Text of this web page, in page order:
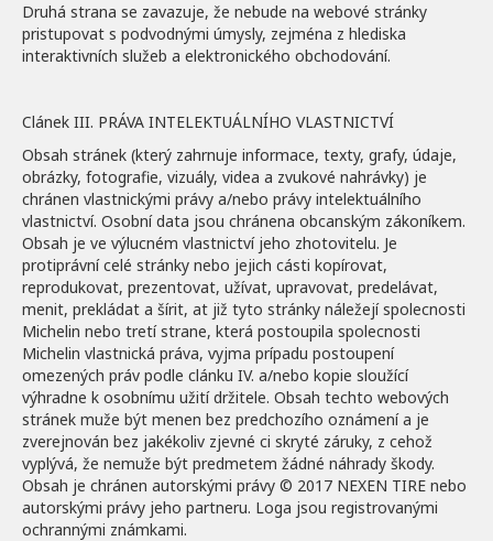
Druhá strana se zavazuje, že nebude na webové stránky
pristupovat s podvodnými úmysly, zejména z hlediska
interaktivních služeb a elektronického obchodování.
Clánek III. PRÁVA INTELEKTUÁLNÍHO VLASTNICTVÍ
Obsah stránek (který zahrnuje informace, texty, grafy, údaje,
obrázky, fotografie, vizuály, videa a zvukové nahrávky) je
chránen vlastnickými právy a/nebo právy intelektuálního
vlastnictví. Osobní data jsou chránena obcanským zákoníkem.
Obsah je ve výlucném vlastnictví jeho zhotovitelu. Je
protiprávní celé stránky nebo jejich cásti kopírovat,
reprodukovat, prezentovat, užívat, upravovat, predelávat,
menit, prekládat a šírit, at již tyto stránky náležejí spolecnosti
Michelin nebo tretí strane, která postoupila spolecnosti
Michelin vlastnická práva, vyjma prípadu postoupení
omezených práv podle clánku IV. a/nebo kopie sloužící
výhradne k osobnímu užití držitele. Obsah techto webových
stránek muže být menen bez predchozího oznámení a je
zverejnován bez jakékoliv zjevné ci skryté záruky, z cehož
vyplývá, že nemuže být predmetem žádné náhrady škody.
Obsah je chránen autorskými právy © 2017 NEXEN TIRE nebo
autorskými právy jeho partneru. Loga jsou registrovanými
ochrannými známkami.